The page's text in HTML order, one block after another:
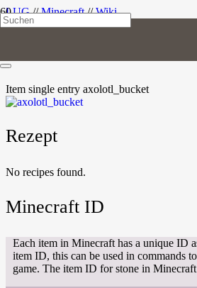
LUG//Minecraft//Wiki
Item single entry axolotl_bucket
Rezept
No recipes found.
Minecraft ID
Each item in Minecraft has a unique ID
item ID, this can be used in commands
game. The item ID for stone in